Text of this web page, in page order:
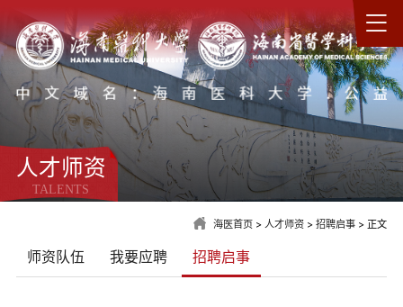
人才师资
TALENTS
海医首页 >人才师资 >招聘启事 > 正文
师资队伍 我要应聘 招聘启事